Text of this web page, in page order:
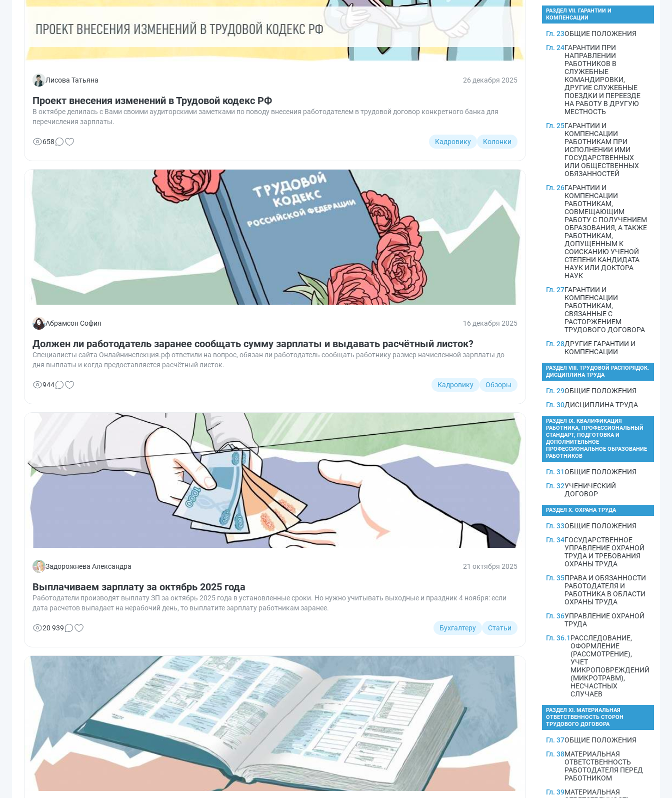
Лисова Татьяна 26 декабря 2025
Проект внесения изменений в Трудовой кодекс РФ
В октябре делилась с Вами своими аудиторскими заметками по поводу внесения работодателем в трудовой договор конкретного банка для
перечисления зарплаты.
Кадровику Колонки
658
Абрамсон София 16 декабря 2025
Должен ли работодатель заранее сообщать сумму зарплаты и выдавать расчётный листок?
Специалисты сайта Онлайнинспекция.рф ответили на вопрос, обязан ли работодатель сообщать работнику размер начисленной зарплаты до
дня выплаты и когда предоставляется расчётный листок.
Кадровику Обзоры
944
Задорожнева Александра 21 октября 2025
Выплачиваем зарплату за октябрь 2025 года
Работодатели производят выплату ЗП за октябрь 2025 года в установленные сроки. Но нужно учитывать выходные и праздник 4 ноября: если
дата расчетов выпадает на нерабочий день, то выплатите зарплату работникам заранее.
Бухгалтеру Статьи
20 939
РАЗДЕЛ VII. ГАРАНТИИ И
КОМПЕНСАЦИИ
Гл. 23ОБЩИЕ ПОЛОЖЕНИЯ
Гл. 24ГАРАНТИИ ПРИ
НАПРАВЛЕНИИ
РАБОТНИКОВ В
СЛУЖЕБНЫЕ
КОМАНДИРОВКИ,
ДРУГИЕ СЛУЖЕБНЫЕ
ПОЕЗДКИ И ПЕРЕЕЗДЕ
НА РАБОТУ В ДРУГУЮ
МЕСТНОСТЬ
Гл. 25ГАРАНТИИ И
КОМПЕНСАЦИИ
РАБОТНИКАМ ПРИ
ИСПОЛНЕНИИ ИМИ
ГОСУДАРСТВЕННЫХ
ИЛИ ОБЩЕСТВЕННЫХ
ОБЯЗАННОСТЕЙ
Гл. 26ГАРАНТИИ И
КОМПЕНСАЦИИ
РАБОТНИКАМ,
СОВМЕЩАЮЩИМ
РАБОТУ С ПОЛУЧЕНИЕМ
ОБРАЗОВАНИЯ, А ТАКЖЕ
РАБОТНИКАМ,
ДОПУЩЕННЫМ К
СОИСКАНИЮ УЧЕНОЙ
СТЕПЕНИ КАНДИДАТА
НАУК ИЛИ ДОКТОРА
НАУК
Гл. 27ГАРАНТИИ И
КОМПЕНСАЦИИ
РАБОТНИКАМ,
СВЯЗАННЫЕ С
РАСТОРЖЕНИЕМ
ТРУДОВОГО ДОГОВОРА
Гл. 28ДРУГИЕ ГАРАНТИИ И
КОМПЕНСАЦИИ
РАЗДЕЛ VIII. ТРУДОВОЙ РАСПОРЯДОК.
ДИСЦИПЛИНА ТРУДА
Гл. 29ОБЩИЕ ПОЛОЖЕНИЯ
Гл. 30ДИСЦИПЛИНА ТРУДА
РАЗДЕЛ IX. КВАЛИФИКАЦИЯ
РАБОТНИКА, ПРОФЕССИОНАЛЬНЫЙ
СТАНДАРТ, ПОДГОТОВКА И
ДОПОЛНИТЕЛЬНОЕ
ПРОФЕССИОНАЛЬНОЕ ОБРАЗОВАНИЕ
РАБОТНИКОВ
Гл. 31ОБЩИЕ ПОЛОЖЕНИЯ
Гл. 32УЧЕНИЧЕСКИЙ
ДОГОВОР
РАЗДЕЛ X. ОХРАНА ТРУДА
Гл. 33ОБЩИЕ ПОЛОЖЕНИЯ
Гл. 34ГОСУДАРСТВЕННОЕ
УПРАВЛЕНИЕ ОХРАНОЙ
ТРУДА И ТРЕБОВАНИЯ
ОХРАНЫ ТРУДА
Гл. 35ПРАВА И ОБЯЗАННОСТИ
РАБОТОДАТЕЛЯ И
РАБОТНИКА В ОБЛАСТИ
ОХРАНЫ ТРУДА
Гл. 36УПРАВЛЕНИЕ ОХРАНОЙ
ТРУДА
Гл. 36.1РАССЛЕДОВАНИЕ,
ОФОРМЛЕНИЕ
(РАССМОТРЕНИЕ),
УЧЕТ
МИКРОПОВРЕЖДЕНИЙ
(МИКРОТРАВМ),
НЕСЧАСТНЫХ
СЛУЧАЕВ
РАЗДЕЛ XI. МАТЕРИАЛЬНАЯ
ОТВЕТСТВЕННОСТЬ СТОРОН
ТРУДОВОГО ДОГОВОРА
Гл. 37ОБЩИЕ ПОЛОЖЕНИЯ
Гл. 38МАТЕРИАЛЬНАЯ
ОТВЕТСТВЕННОСТЬ
РАБОТОДАТЕЛЯ ПЕРЕД
РАБОТНИКОМ
Гл. 39МАТЕРИАЛЬНАЯ